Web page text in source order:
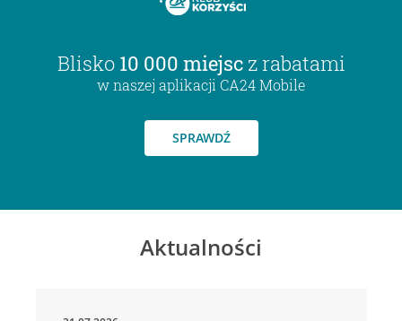
Blisko 10 000 miejsc z rabatami
w naszej aplikacji CA24 Mobile
SPRAWDŹ
Aktualności